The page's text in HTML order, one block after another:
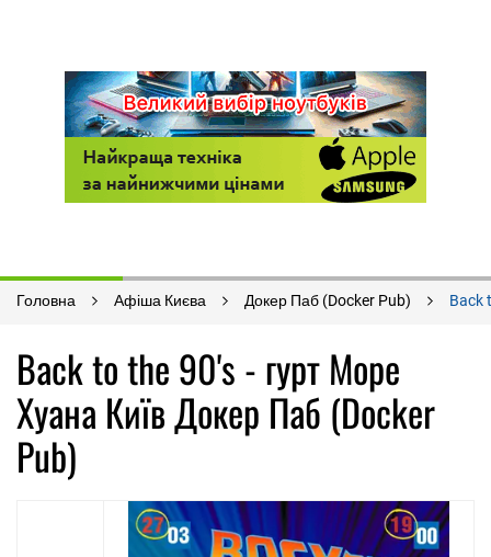
Головна Афіша Києва Докер Паб (Docker Pub) Back
Back to the 90's - гурт Море
Хуана Київ Докер Паб (Docker
Pub)